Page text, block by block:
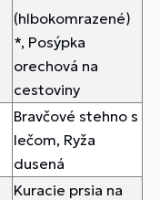
(hlbokomrazené)
*, Posýpka
orechová na
cestoviny
Bravčové stehno s
lečom, Ryža
dusená
Kuracie prsia na